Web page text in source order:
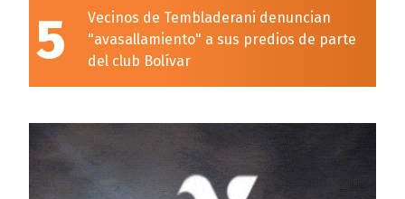
5
Vecinos de Tembladerani denuncian
"avasallamiento" a sus predios de parte
del club Bolívar